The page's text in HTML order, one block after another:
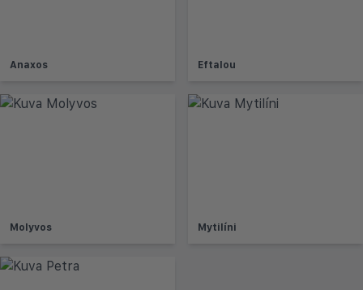
Anaxos Eftalou
Molyvos Mytilíni